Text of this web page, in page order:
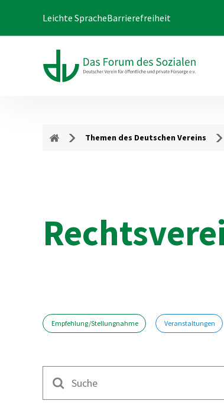
Leichte SpracheBarrierefreiheit
Themen des Deutschen Vereins
Empfehlung/Stellungnahme Veranstaltungen
Suche